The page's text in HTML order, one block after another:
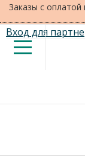
Заказы с оплатой
Вход для